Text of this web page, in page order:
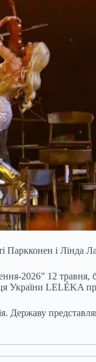
Паркконен і Лінда
2026” 12
України LELÉKA
Державу